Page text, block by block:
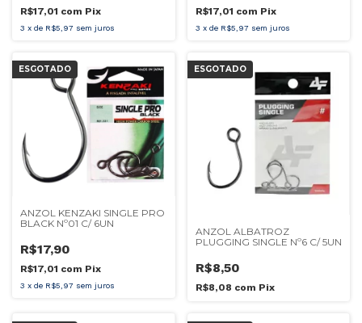
R$17,01 com Pix
3 x de R$5,97 sem juros
R$17,01 com Pix
3 x de R$5,97 sem juros
ESGOTADO
ANZOL KENZAKI SINGLE PRO
BLACK Nº01 C/ 6UN
R$17,90
R$17,01 com Pix
3 x de R$5,97 sem juros
ESGOTADO
ANZOL ALBATROZ
PLUGGING SINGLE Nº6 C/ 5UN
R$8,50
R$8,08 com Pix